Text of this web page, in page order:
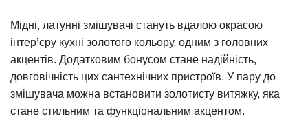
Мідні, латунні змішувачі стануть вдалою окрасою
інтер’єру кухні золотого кольору, одним з головних
акцентів. Додатковим бонусом стане надійність,
довговічність цих сантехнічних пристроїв. У пару до
змішувача можна встановити золотисту витяжку, яка
стане стильним та функціональним акцентом.